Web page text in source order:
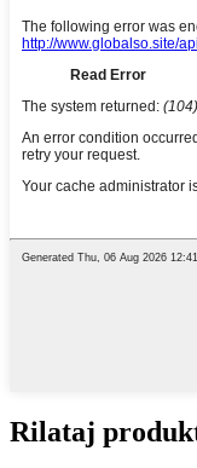
Rilataj